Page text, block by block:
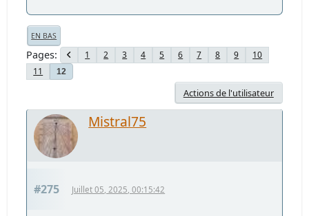
EN BAS
Pages 1 2 3 4 5 6 7 8 9
10
11
12
Actions de l'utilisateur
Mistral75
#275 Juillet 05, 2025, 00:15:42